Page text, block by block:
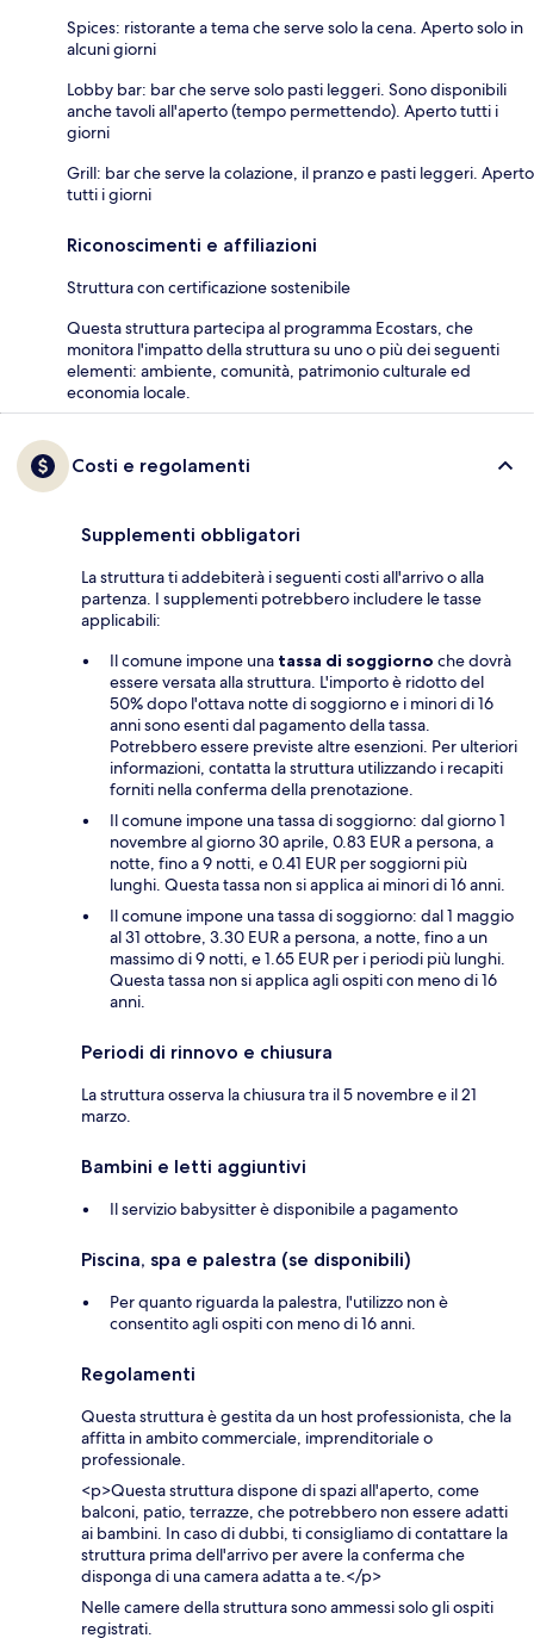
Spices: ristorante a tema che serve solo la cena. Aperto solo in
alcuni giorni
Lobby bar: bar che serve solo pasti leggeri. Sono disponibili
anche tavoli all'aperto (tempo permettendo). Aperto tutti i
giorni
Grill: bar che serve la colazione, il pranzo e pasti leggeri. Aperto
tutti i giorni
Riconoscimenti e affiliazioni
Struttura con certificazione sostenibile
Questa struttura partecipa al programma Ecostars, che
monitora l'impatto della struttura su uno o più dei seguenti
elementi: ambiente, comunità, patrimonio culturale ed
economia locale.
Costi e regolamenti
Supplementi obbligatori
La struttura ti addebiterà i seguenti costi all'arrivo o alla
partenza. I supplementi potrebbero includere le tasse
applicabili:
Il comune impone una tassa di soggiorno che dovrà
essere versata alla struttura. L'importo è ridotto del
50% dopo l'ottava notte di soggiorno e i minori di 16
anni sono esenti dal pagamento della tassa.
Potrebbero essere previste altre esenzioni. Per ulteriori
informazioni, contatta la struttura utilizzando i recapiti
forniti nella conferma della prenotazione.
Il comune impone una tassa di soggiorno: dal giorno 1
novembre al giorno 30 aprile, 0.83 EUR a persona, a
notte, fino a 9 notti, e 0.41 EUR per soggiorni più
lunghi. Questa tassa non si applica ai minori di 16 anni.
Il comune impone una tassa di soggiorno: dal 1 maggio
al 31 ottobre, 3.30 EUR a persona, a notte, fino a un
massimo di 9 notti, e 1.65 EUR per i periodi più lunghi.
Questa tassa non si applica agli ospiti con meno di 16
anni.
Periodi di rinnovo e chiusura
La struttura osserva la chiusura tra il 5 novembre e il 21
marzo.
Bambini e letti aggiuntivi
Il servizio babysitter è disponibile a pagamento
Piscina, spa e palestra (se disponibili)
Per quanto riguarda la palestra, l'utilizzo non è
consentito agli ospiti con meno di 16 anni.
Regolamenti
Questa struttura è gestita da un host professionista, che la
affitta in ambito commerciale, imprenditoriale o
professionale.
<p>Questa struttura dispone di spazi all'aperto, come
balconi, patio, terrazze, che potrebbero non essere adatti
ai bambini. In caso di dubbi, ti consigliamo di contattare la
struttura prima dell'arrivo per avere la conferma che
disponga di una camera adatta a te.</p>
Nelle camere della struttura sono ammessi solo gli ospiti
registrati.